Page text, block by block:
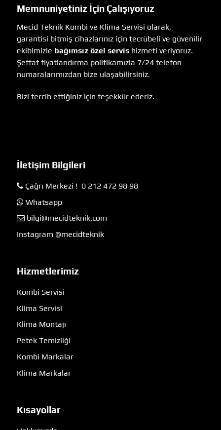
Memnuniyetiniz İçin Çalışıyoruz
Mecid Teknik Kombi ve Klima Servisi olarak,
garantisi bitmiş cihazlarınız için tecrübeli ve güvenilir
ekibimizle bağımsız özel servis hizmeti veriyoruz.
Şeffaf fiyatlandırma politikamızla 7/24 telefon
numaralarımızdan bize ulaşabilirsiniz.
Bizi tercih ettiğiniz için teşekkür ederiz.
İletişim Bilgileri
Çağrı Merkezi ! 0 212 472 98 98
Whatsapp
bilgi@mecidteknik.com
Instagram @mecidteknik
Hizmetlerimiz
Kombi Servisi
Klima Servisi
Klima Montajı
Petek Temizliği
Kombi Markalar
Klima Markalar
Kısayollar